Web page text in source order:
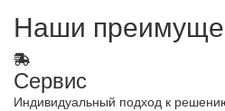
Наши
Сервис
Индивидуальный подход к